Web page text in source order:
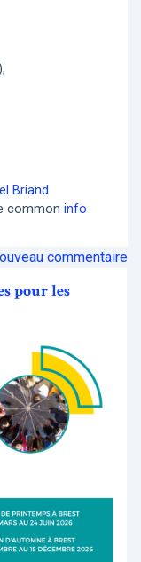
Briand
common info
commentaire
pour les